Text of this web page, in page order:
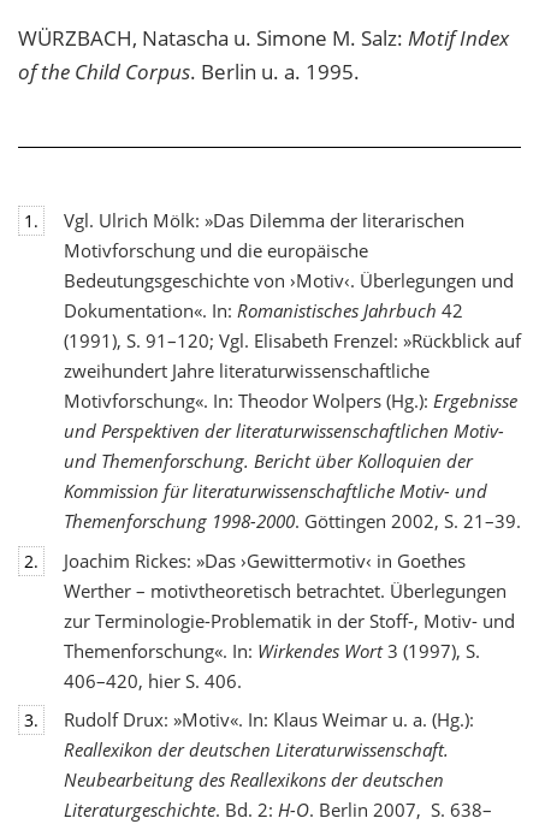
WÜRZBACH, Natascha u. Simone M. Salz: Motif Index
of the Child Corpus. Berlin u. a. 1995.
1.
Vgl. Ulrich Mölk: »Das Dilemma der literarischen
Motivforschung und die europäische
Bedeutungsgeschichte von ›Motiv‹. Überlegungen und
Dokumentation«. In: Romanistisches Jahrbuch 42
(1991), S. 91–120; Vgl. Elisabeth Frenzel: »Rückblick auf
zweihundert Jahre literaturwissenschaftliche
Motivforschung«. In: Theodor Wolpers (Hg.): Ergebnisse
und Perspektiven der literaturwissenschaftlichen Motiv-
und Themenforschung. Bericht über Kolloquien der
Kommission für literaturwissenschaftliche Motiv- und
Themenforschung 1998-2000. Göttingen 2002, S. 21–39.
2.
Joachim Rickes: »Das ›Gewittermotiv‹ in Goethes
Werther – motivtheoretisch betrachtet. Überlegungen
zur Terminologie-Problematik in der Stoff-, Motiv- und
Themenforschung«. In: Wirkendes Wort3 (1997), S.
406–420, hier S. 406.
3.
Rudolf Drux: »Motiv«. In: Klaus Weimar u. a. (Hg.):
Reallexikon der deutschen Literaturwissenschaft.
Neubearbeitung des Reallexikons der deutschen
Literaturgeschichte. Bd. 2: H-O. Berlin 2007, S. 638–